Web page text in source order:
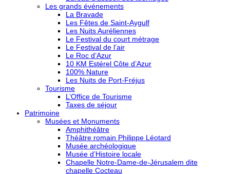
Les grands événements
La Bravade
Les Fêtes de Saint-Aygulf
Les Nuits Auréliennes
Le Festival du court métrage
Le Festival de l’air
Le Roc d’Azur
10 KM Estérel Côte d’Azur
100% Nature
Les Nuits de Port-Fréjus
Tourisme
L’Office de Tourisme
Taxes de séjour
Patrimoine
Musées et Monuments
Amphithéâtre
Théâtre romain Philippe Léotard
Musée archéologique
Musée d’Histoire locale
Chapelle Notre-Dame-de-Jérusalem dite
chapelle Cocteau